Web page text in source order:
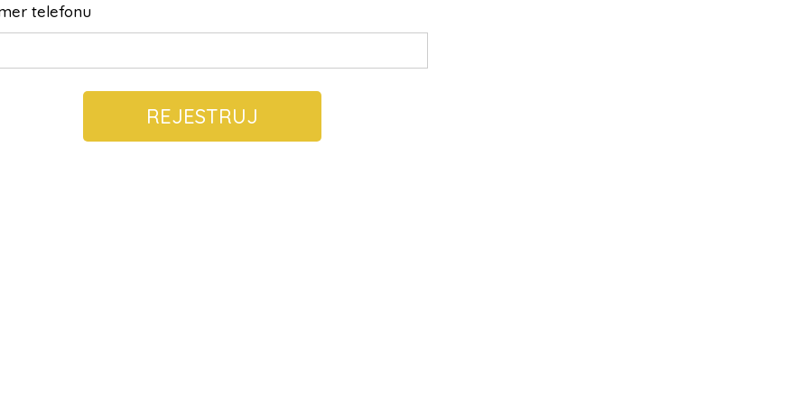
telefonu
REJESTRUJ